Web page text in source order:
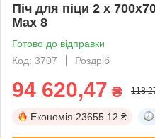
Піч для піци 2 х
Max 8
Готово до відправки
Код: 3707
Роздріб
94 620,47 ₴ 118
Економія 23655.12 ₴